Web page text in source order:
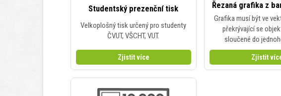
Studentský prezenční tisk
Velkoplošný tisk určený pro studenty
ČVUT, VŠCHT, VUT.
Zjistit více
Řezaná grafika z
Grafika musí být ve
překrývající se
sloučené do
Zjistit